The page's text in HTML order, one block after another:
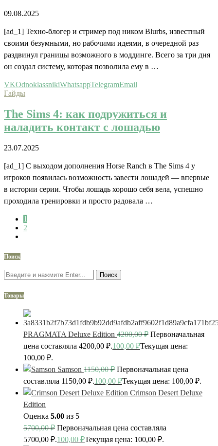
09.08.2025
[ad_1] Техно-блогер и стример под ником Blurbs, известный
своими безумными, но рабочими идеями, в очередной раз
раздвинул границы возможного в моддинге. Всего за три дня
он создал систему, которая позволила ему в …
VKOdnoklassnikiWhatsappTelegramEmail
Гайды
The Sims 4: как подружиться и
наладить контакт с лошадью
23.07.2025
[ad_1] С выходом дополнения Horse Ranch в The Sims 4 у
игроков появилась возможность завести лошадей — впервые
в истории серии. Чтобы лошадь хорошо себя вела, успешно
проходила тренировки и просто радовала …
1
2
Поиск
Поиск
Товары
PRAGMATA Deluxe Edition 4200,00₽ Первоначальная
цена составляла 4200,00 ₽.100,00 ₽Текущая цена:
100,00 ₽.
Samson 1150,00₽ Первоначальная цена
составляла 1150,00 ₽.100,00 ₽Текущая цена: 100,00 ₽.
Crimson Desert Deluxe
Edition
Оценка 5.00 из 5
5700,00₽ Первоначальная цена составляла
5700,00 ₽.100,00 ₽Текущая цена: 100,00 ₽.